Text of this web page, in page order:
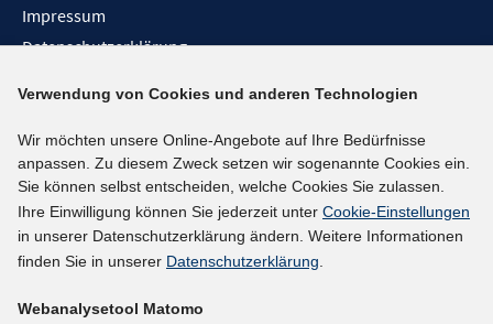
Impressum
Datenschutzerklärung
Barrieren melden
Social-Media-Kanäle
BlueSky
YouTube
LinkedIn
Verwendung von Cookies und anderen Technologien
Wir möchten unsere Online-Angebote auf Ihre Bedürfnisse
anpassen. Zu diesem Zweck setzen wir sogenannte Cookies ein.
Sie können selbst entscheiden, welche Cookies Sie zulassen.
Ihre Einwilligung können Sie jederzeit unter Cookie-Einstellungen
in unserer Datenschutzerklärung ändern. Weitere Informationen
finden Sie in unserer Datenschutzerklärung.
Webanalysetool Matomo